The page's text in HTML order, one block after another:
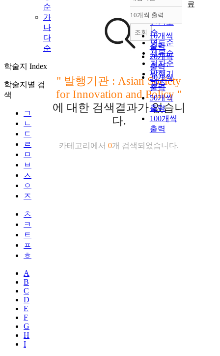
순
가
나
다
순
학술지 Index
학술지별 검
색
ㄱ
ㄴ
ㄷ
ㄹ
ㅁ
ㅂ
ㅅ
ㅇ
ㅈ
ㅊ
ㅋ
ㅌ
ㅍ
ㅎ
A
B
C
D
E
F
G
H
I
순
인기도
순
연도순
제목순
저자순
발행기
관순
내림차순
10개씩 출력
10개씩
출력
20개씩
출력
30개씩
출력
50개씩
출력
100개씩
출력
조회
" 발행기관 : Asian Society
for Innovation and Policy "
에 대한 검색결과가 없습니
다.
카테고리에서0개 검색되었습니다.
료